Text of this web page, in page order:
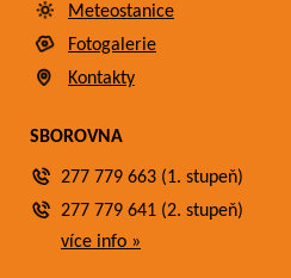
Meteostanice
Fotogalerie
Kontakty
SBOROVNA
277 779 663 (1. stupeň)
277 779 641 (2. stupeň)
více info »